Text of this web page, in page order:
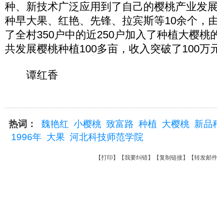
种、新技术广泛应用到了自己的樱桃产业发
种早大果、红艳、先锋、拉宾斯等10余个，
了全村350户中的近250户加入了种植大樱桃
共发展樱桃种植100多亩，收入突破了100万
谭红香
热词： 魏艳红 小樱桃 致富路 种植 大樱桃 新品
1996年 大果 河北科技师范学院
【打印 】【我要纠错】【复制链接】【转发邮件